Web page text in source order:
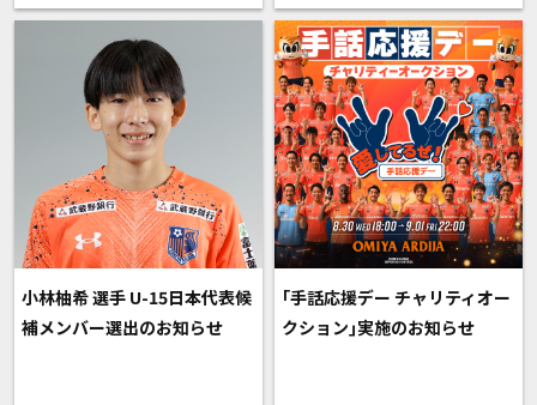
小林柚希 選手 U-15日本代表候
補メンバー選出のお知らせ
｢手話応援デー チャリティオー
クション｣実施のお知らせ